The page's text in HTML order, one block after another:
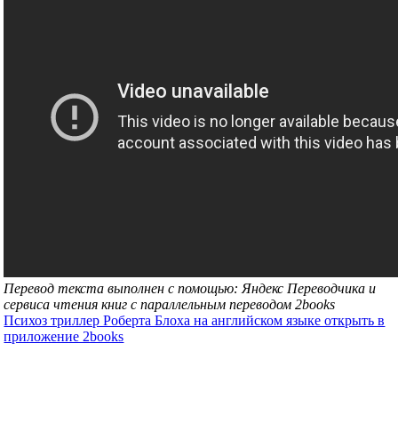
Перевод текста выполнен с помощью: Яндекс Переводчика и
сервиса чтения книг с параллельным переводом 2books
Психоз триллер Роберта Блоха на английском языке открыть в
приложение 2books